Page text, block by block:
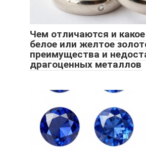
Чем отличаются и
белое или желтое
преимущества и
драгоценных металлов